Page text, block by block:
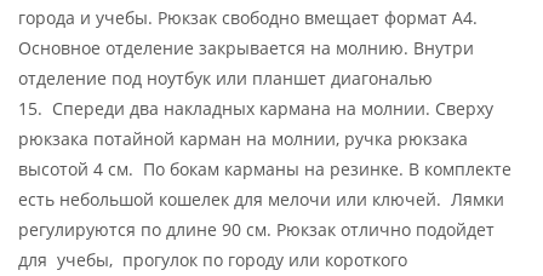
города и учебы. Рюкзак свободно вмещает формат А4.
Основное отделение закрывается на молнию. Внутри
отделение под ноутбук или планшет диагональю
15. Спереди два накладных кармана на молнии. Сверху
рюкзака потайной карман на молнии, ручка рюкзака
высотой 4 см. По бокам карманы на резинке. В комплекте
есть небольшой кошелек для мелочи или ключей. Лямки
регулируются по длине 90 см. Рюкзак отлично подойдет
для учебы, прогулок по городу или короткого